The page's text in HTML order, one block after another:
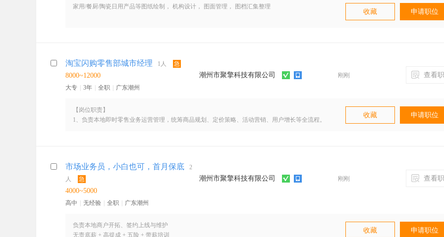
家用/餐厨/陶瓷日用产品等图纸绘制， 机构设计， 图面管理， 图档汇集整理
收藏 申请职位
淘宝闪购零售部城市经理 1人 急
8000~12000
大专 3年 全职 广东潮州
潮州市聚擎科技有限公司 刚刚 查看
【岗位职责】
1、负责本地即时零售业务运营管理，统筹商品规划、定价策略、活动营销、用户增长等全流程。
2、熟悉即时生鲜、商超零售运营模式，精通商品运营、活动操盘、数据复盘、商家全链路管理。
3、具备较强数据分析能力、目标管控能力，能独立操盘城市零售业务，抗压能力强。
4、做事逻辑清晰，执行力强，擅长跨部门沟通协调，有较强结果导向与业务统筹思维。
5、大专及以上学历，2年以上相关零售运营岗位经验优先。
收藏 申请职位
市场业务员，小白也可，首月保底
2
人
急
4000~5000
高中 无经验 全职 广东潮州
潮州市聚擎科技有限公司 刚刚 查看
负责本地商户开拓、签约上线与维护
无责底薪 + 高提成 + 五险 + 带薪培训
收藏 申请职位